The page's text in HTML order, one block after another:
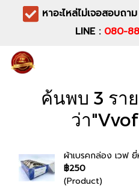
หาอะไหล่ไม่เจอสอบถา
LINE : 080-
ค้นพบ 3 รา
ว่า
ผ้าเบรคกล่อง เวฟ ยี่
฿250
(Product)